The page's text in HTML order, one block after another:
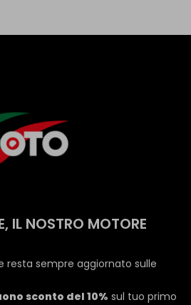
IL NOSTRO MOTORE
resta sempre aggiornato sulle
sconto del 10% sul tuo primo